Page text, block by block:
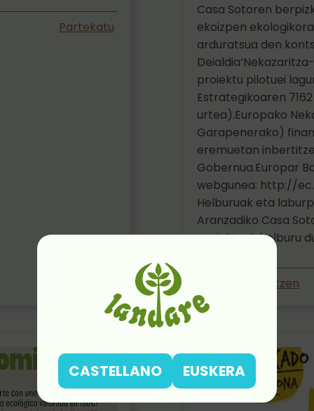
Partekatu
Casa Sotoren
ekoizpen
arduratsua den
proiektu pilotuei
Estrategikoaren
urtea).Europako
Garapenerako)
eremuetan
Gobernua.Europar
webgunea: http://
Helburuak eta
Aranzadiko Casa
proiektuak helburu
Jarraitu irakurtzen
CASTELLANO EUSKERA